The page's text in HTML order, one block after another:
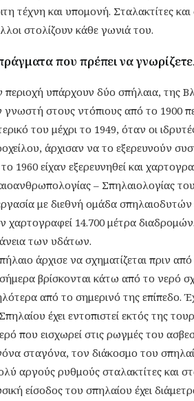
τέχνη και υπομονή. Σταλακτίτες
στολίζουν κάθε γωνιά του.
που πρέπει να
περιοχή υπάρχουν δύο σπήλαια, της
γνωστή στους ντόπιους από το 1900
του μέχρι το 1949, όταν οι
άρχισαν να το εξερευνούν
1960 είχαν εξερευνηθεί και
– Σπηλαιολογίας
με διεθνή ομάδα
χαρτογραφεί 14.700 μέτρα
των υδάτων.
άρχισε να σχηματίζεται πριν
βρίσκονται κάτω από το νερό
από το σημερινό της επίπεδο.
έχει εντοπιστεί εκτός της
που εισχωρεί στις ρωγμές του
σταγόνα, τον διάκοσμο του
αργούς ρυθμούς σταλακτίτες και
είσοδος του σπηλαίου έχει